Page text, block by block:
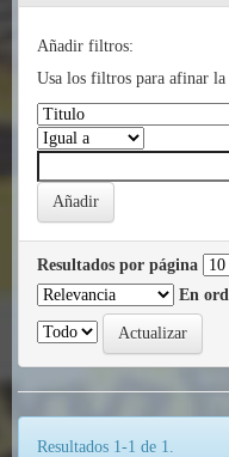
Añadir filtros:
Usa los filtros para afinar la
Resultados por página
En
Resultados 1-1 de 1.